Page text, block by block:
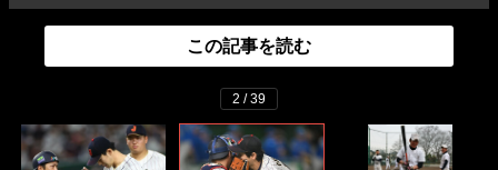
この記事を読む
2 / 39